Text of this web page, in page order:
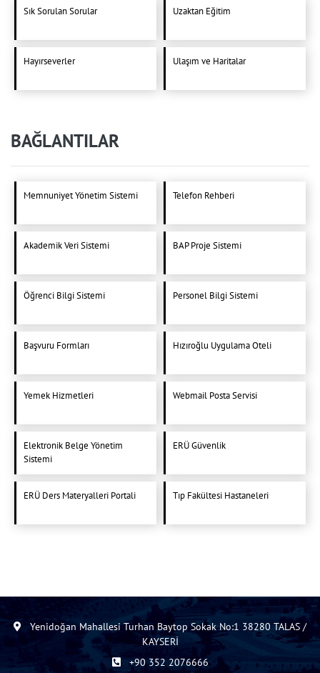
Sık Sorulan Sorular Uzaktan Eğitim
Hayırseverler Ulaşım ve Haritalar
BAĞLANTILAR
Memnuniyet Yönetim Sistemi Telefon Rehberi
Akademik Veri Sistemi BAP Proje Sistemi
Öğrenci Bilgi Sistemi Personel Bilgi Sistemi
Başvuru Formları Hızıroğlu Uygulama Oteli
Yemek Hizmetleri Webmail Posta Servisi
Elektronik Belge Yönetim
Sistemi
ERÜ Güvenlik
ERÜ Ders Materyalleri Portali Tıp Fakültesi Hastaneleri
Yenidoğan Mahallesi Turhan Baytop Sokak No:1 38280 TALAS /
KAYSERİ
+90 352 2076666